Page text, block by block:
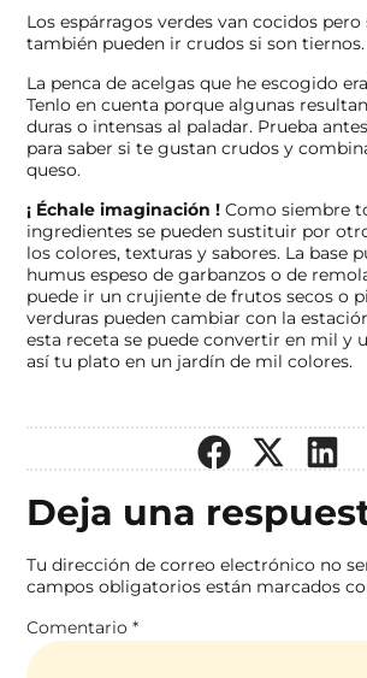
Los espárragos verdes van cocidos
también pueden ir crudos si son tiernos.
La penca de acelgas que he escogido
Tenlo en cuenta porque algunas
duras o intensas al paladar. Prueba
para saber si te gustan crudos y
queso.
¡ Échale imaginación ! Como siembre
ingredientes se pueden sustituir por
los colores, texturas y sabores. La base
humus espeso de garbanzos o de
puede ir un crujiente de frutos secos o
verduras pueden cambiar con la
esta receta se puede convertir en mil y
así tu plato en un jardín de mil colores.
Deja una
Tu dirección de correo electrónico no
campos obligatorios están marcados
Comentario*